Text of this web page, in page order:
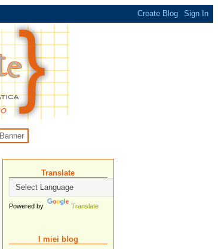
Banner
Translate
Powered by Translate
I miei blog